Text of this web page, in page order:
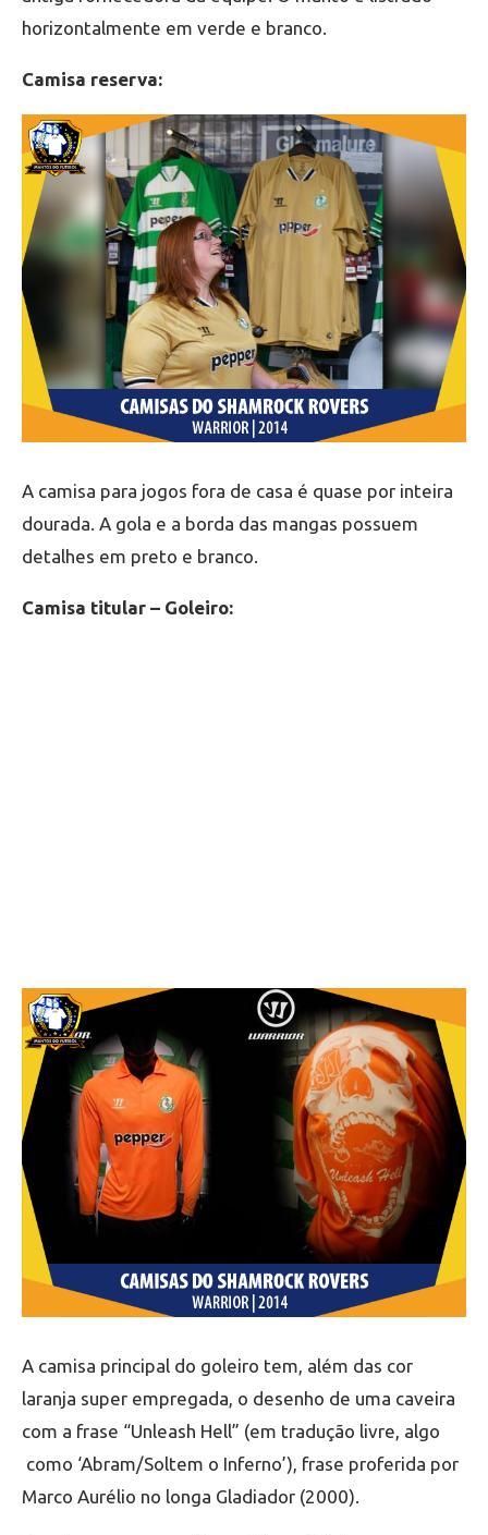
horizontalmente em verde e branco.
Camisa reserva:
A camisa para jogos fora de casa é quase por inteira
dourada. A gola e a borda das mangas possuem
detalhes em preto e branco.
Camisa titular – Goleiro:
A camisa principal do goleiro tem, além das cor
laranja super empregada, o desenho de uma caveira
com a frase “Unleash Hell” (em tradução livre, algo
como ‘Abram/Soltem o Inferno’), frase proferida por
Marco Aurélio no longa Gladiador (2000).